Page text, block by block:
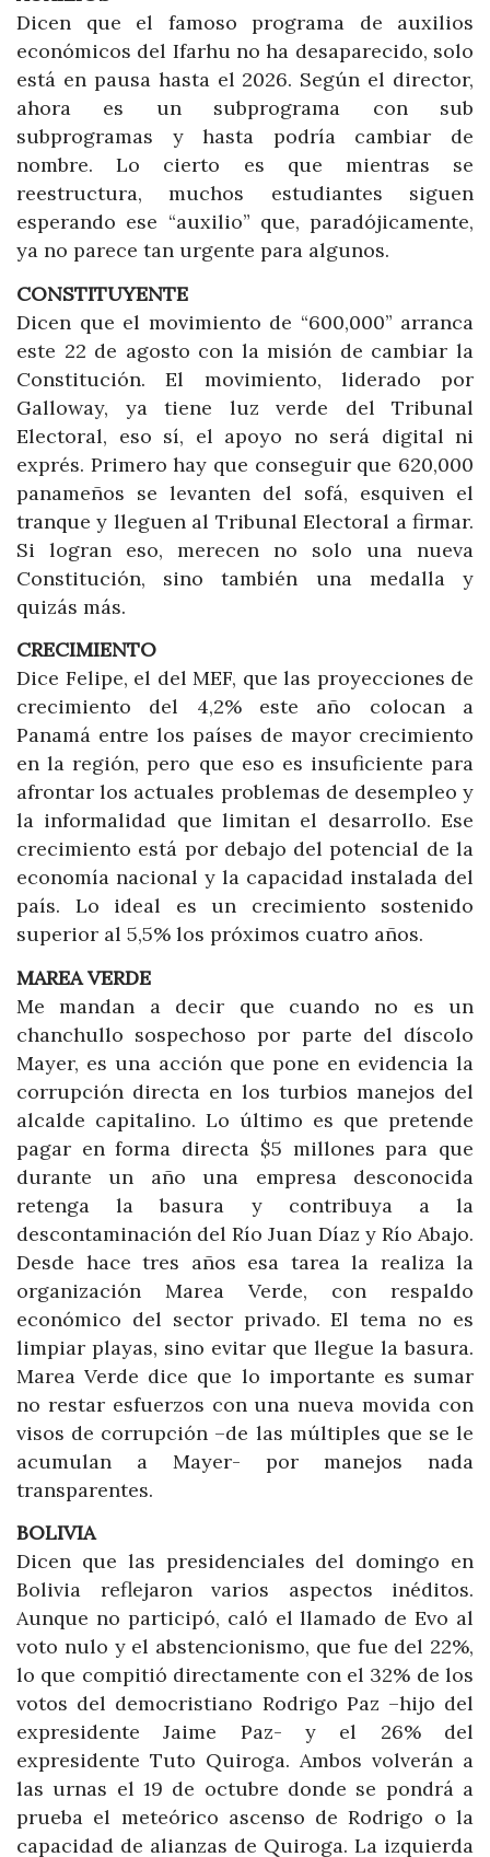
Dicen que el famoso programa de auxilios
económicos del Ifarhu no ha desaparecido, solo
está en pausa hasta el 2026. Según el director,
ahora es un subprograma con sub
subprogramas y hasta podría cambiar de
nombre. Lo cierto es que mientras se
reestructura, muchos estudiantes siguen
esperando ese “auxilio” que, paradójicamente,
ya no parece tan urgente para algunos.
CONSTITUYENTE
Dicen que el movimiento de “600,000” arranca
este 22 de agosto con la misión de cambiar la
Constitución. El movimiento, liderado por
Galloway, ya tiene luz verde del Tribunal
Electoral, eso sí, el apoyo no será digital ni
exprés. Primero hay que conseguir que 620,000
panameños se levanten del sofá, esquiven el
tranque y lleguen al Tribunal Electoral a firmar.
Si logran eso, merecen no solo una nueva
Constitución, sino también una medalla y
quizás más.
CRECIMIENTO
Dice Felipe, el del MEF, que las proyecciones de
crecimiento del 4,2% este año colocan a
Panamá entre los países de mayor crecimiento
en la región, pero que eso es insuficiente para
afrontar los actuales problemas de desempleo y
la informalidad que limitan el desarrollo. Ese
crecimiento está por debajo del potencial de la
economía nacional y la capacidad instalada del
país. Lo ideal es un crecimiento sostenido
superior al 5,5% los próximos cuatro años.
MAREA VERDE
Me mandan a decir que cuando no es un
chanchullo sospechoso por parte del díscolo
Mayer, es una acción que pone en evidencia la
corrupción directa en los turbios manejos del
alcalde capitalino. Lo último es que pretende
pagar en forma directa $5 millones para que
durante un año una empresa desconocida
retenga la basura y contribuya a la
descontaminación del Río Juan Díaz y Río Abajo.
Desde hace tres años esa tarea la realiza la
organización Marea Verde, con respaldo
económico del sector privado. El tema no es
limpiar playas, sino evitar que llegue la basura.
Marea Verde dice que lo importante es sumar
no restar esfuerzos con una nueva movida con
visos de corrupción –de las múltiples que se le
acumulan a Mayer- por manejos nada
transparentes.
BOLIVIA
Dicen que las presidenciales del domingo en
Bolivia reflejaron varios aspectos inéditos.
Aunque no participó, caló el llamado de Evo al
voto nulo y el abstencionismo, que fue del 22%,
lo que compitió directamente con el 32% de los
votos del democristiano Rodrigo Paz –hijo del
expresidente Jaime Paz- y el 26% del
expresidente Tuto Quiroga. Ambos volverán a
las urnas el 19 de octubre donde se pondrá a
prueba el meteórico ascenso de Rodrigo o la
capacidad de alianzas de Quiroga. La izquierda